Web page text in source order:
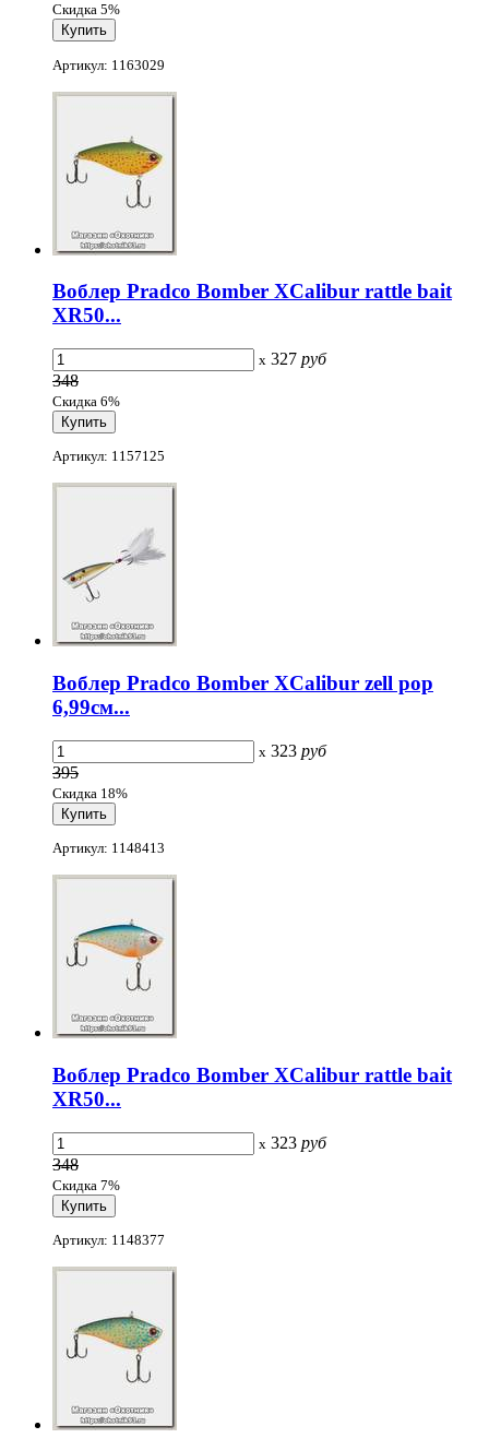
Скидка 5%
Артикул: 1163029
Воблер Pradco Bomber XCalibur rattle bait
XR50...
x 327 руб
348
Скидка 6%
Артикул: 1157125
Воблер Pradco Bomber XCalibur zell pop
6,99см...
x 323 руб
395
Скидка 18%
Артикул: 1148413
Воблер Pradco Bomber XCalibur rattle bait
XR50...
x 323 руб
348
Скидка 7%
Артикул: 1148377